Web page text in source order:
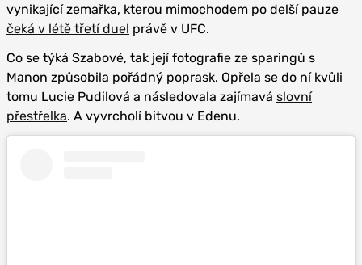
vynikající zemařka, kterou mimochodem po delší pauze
čeká v létě třetí duel právě v UFC.
Co se týká Szabové, tak její fotografie ze sparingů s
Manon způsobila pořádný poprask. Opřela se do ní kvůli
tomu Lucie Pudilová a následovala zajímavá slovní
přestřelka. A vyvrcholí bitvou v Edenu.